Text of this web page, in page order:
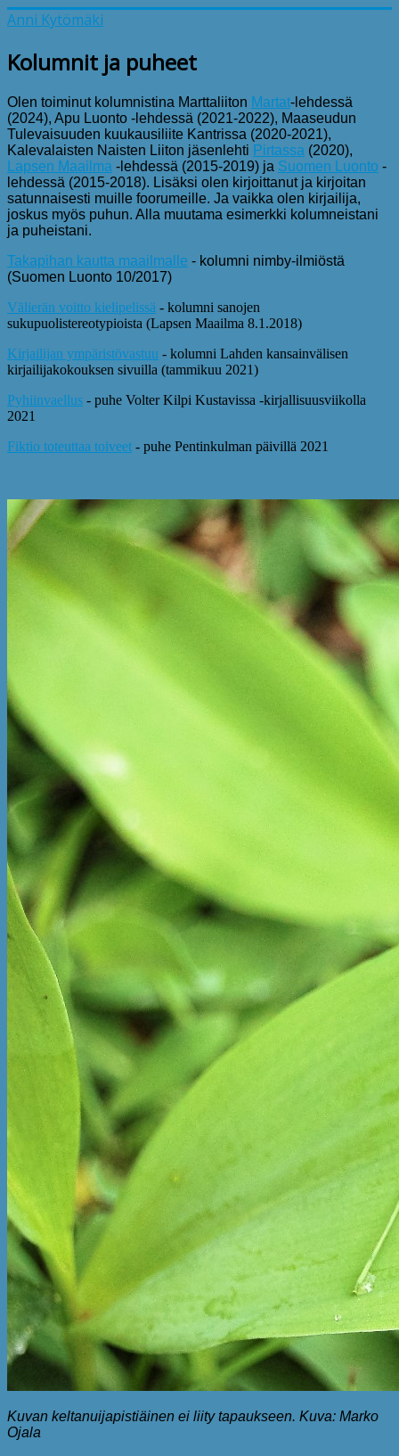
Anni Kytömäki
Kolumnit ja puheet
Olen toiminut kolumnistina Marttaliiton Martat-lehdessä
(2024), Apu Luonto -lehdessä (2021-2022), Maaseudun
Tulevaisuuden kuukausiliite Kantrissa (2020-2021),
Kalevalaisten Naisten Liiton jäsenlehti Pirtassa (2020),
Lapsen Maailma -lehdessä (2015-2019) ja Suomen Luonto -
lehdessä (2015-2018). Lisäksi olen kirjoittanut ja kirjoitan
satunnaisesti muille foorumeille. Ja vaikka olen kirjailija,
joskus myös puhun. Alla muutama esimerkki kolumneistani
ja puheistani.
Takapihan kautta maailmalle - kolumni nimby-ilmiöstä
(Suomen Luonto 10/2017)
Välierän voitto kielipelissä - kolumni sanojen
sukupuolistereotypioista (Lapsen Maailma 8.1.2018)
Kirjailijan ympäristövastuu - kolumni Lahden kansainvälisen
kirjailijakokouksen sivuilla (tammikuu 2021)
Pyhiinvaellus - puhe Volter Kilpi Kustavissa -kirjallisuusviikolla
2021
Fiktio toteuttaa toiveet - puhe Pentinkulman päivillä 2021
Kuvan keltanuijapistiäinen ei liity tapaukseen. Kuva: Marko
Ojala